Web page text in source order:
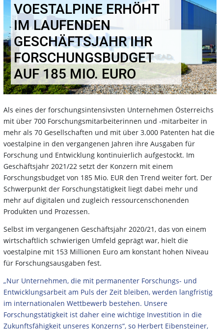
VOESTALPINE ERHÖHT
IM LAUFENDEN
GESCHÄFTSJAHR IHR
FORSCHUNGSBUDGET
AUF 185 MIO. EURO
Als eines der forschungsintensivsten Unternehmen Österreichs
mit über 700 Forschungsmitarbeiterinnen und -mitarbeiter in
mehr als 70 Gesellschaften und mit über 3.000 Patenten hat die
voestalpine in den vergangenen Jahren ihre Ausgaben für
Forschung und Entwicklung kontinuierlich aufgestockt. Im
Geschäftsjahr 2021/22 setzt der Konzern mit einem
Forschungsbudget von 185 Mio. EUR den Trend weiter fort. Der
Schwerpunkt der Forschungstätigkeit liegt dabei mehr und
mehr auf digitalen und zugleich ressourcenschonenden
Produkten und Prozessen.
Selbst im vergangenen Geschäftsjahr 2020/21, das von einem
wirtschaftlich schwierigen Umfeld geprägt war, hielt die
voestalpine mit 153 Millionen Euro am konstant hohen Niveau
für Forschungsausgaben fest.
„Nur Unternehmen, die mit permanenter Forschungs- und
Entwicklungsarbeit am Puls der Zeit bleiben, werden langfristig
im internationalen Wettbewerb bestehen. Unsere
Forschungstätigkeit ist daher eine wichtige Investition in die
Zukunftsfähigkeit unseres Konzerns“, so Herbert Eibensteiner,